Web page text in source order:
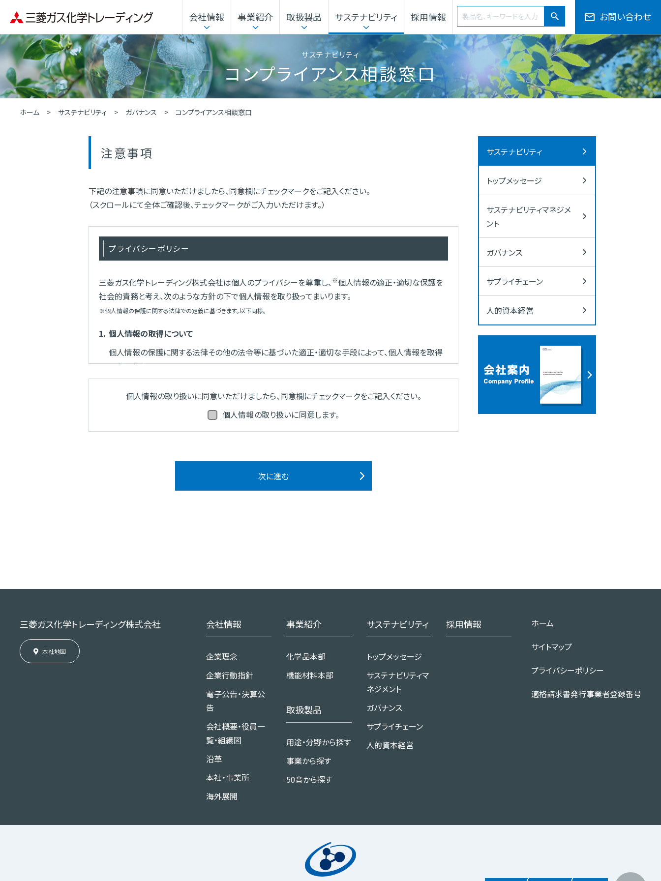
会社情報
企業理念 企業行動指針 電子公告・決算公告
会社概要・役員一覧・組織図
沿革
本社・事業所 海外展開
事業紹介
化学品本部 機能材料本部
取扱製品
用途・分野から探す 事業から探す 50音から探す
サステナビリティ
トップメッセージ サステナビリティマネジメント ガバナンス
サプライチェーン
人的資本経営
採用情報 検索ワード
検索 お問い合わせ
サステナビリティ
コンプライアンス相談窓口
ホーム サステナビリティ ガバナンス コンプライアンス相談窓口
サステナビリティ
トップメッセージ
サステナビリティマネジメ
ント
ガバナンス
サプライチェーン
人的資本経営
注意事項
下記の注意事項に同意いただけましたら、同意欄にチェックマークをご記入ください。
（スクロールにて全体ご確認後、チェックマークがご入力いただけます。）
プライバシーポリシー
三菱ガス化学トレーディング株式会社は個人のプライバシーを尊重し、※個人情報の適正・適切な保護を
社会的責務と考え、次のような方針の下で個人情報を取り扱ってまいります。
※個人情報の保護に関する法律での定義に基づきます。以下同様。
1. 個人情報の取得について
個人情報の保護に関する法律その他の法令等に基づいた適正・適切な手段によって、個人情報を取得
いたします。
個人情報の利用について
個人情報を取得した際に示した利用目的の範囲内で、業務の遂行上必要な限りにおいて、利用します。
目的として利用させていただきます。また、上記以外の目的で個人情報を取得・利用する場合には、別
途具体的にその利用目的をあらかじめ明示いたします。
ご提供いただいた個人情報は、上記利用目的を適切に達成するために、または法令等で認められる
その他の第三者に開示する場合があります。
ご提供いただいた個人情報を弊社グループ会社等と共同利用する場合は所定事項を公表します。
弊社が作成または受領した匿名加工情報を第三者に提供する場合は所定事項を公表します。
会社名、所属、職位、氏名、住所、電話番号、メールアドレス
弊社および弊社の国内関係会社（※）、並びに弊社事業に関係する販売代理店、業務提携先および業務
弊社製品の販売、サービスの提供、お問い合わせへの回答、製品・サービスに関するご連絡、各種調査、
個人データの管理について責任を有する者：
〒101-0054 東京都千代田区神田錦町2-2-1 KANDA SQUARE 15階
個人情報の取り扱いに同意いただけましたら、同意欄にチェックマークをご記入ください。
個人情報の取り扱いに同意します。
次に進む
三菱ガス化学トレーディング株式会社
本社地図
会社情報
企業理念
企業行動指針
電子公告・決算公
告
会社概要・役員一
覧・組織図
沿革
本社・事業所
海外展開
事業紹介
化学品本部
機能材料本部
取扱製品
用途・分野から探す
事業から探す
50音から探す
サステナビリティ
トップメッセージ
サステナビリティマ
ネジメント
ガバナンス
サプライチェーン
人的資本経営
採用情報
ホーム
サイトマップ
プライバシーポリシー
適格請求書発行事業者登録番号